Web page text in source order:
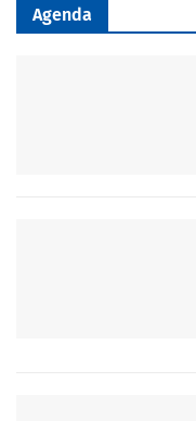
Agenda